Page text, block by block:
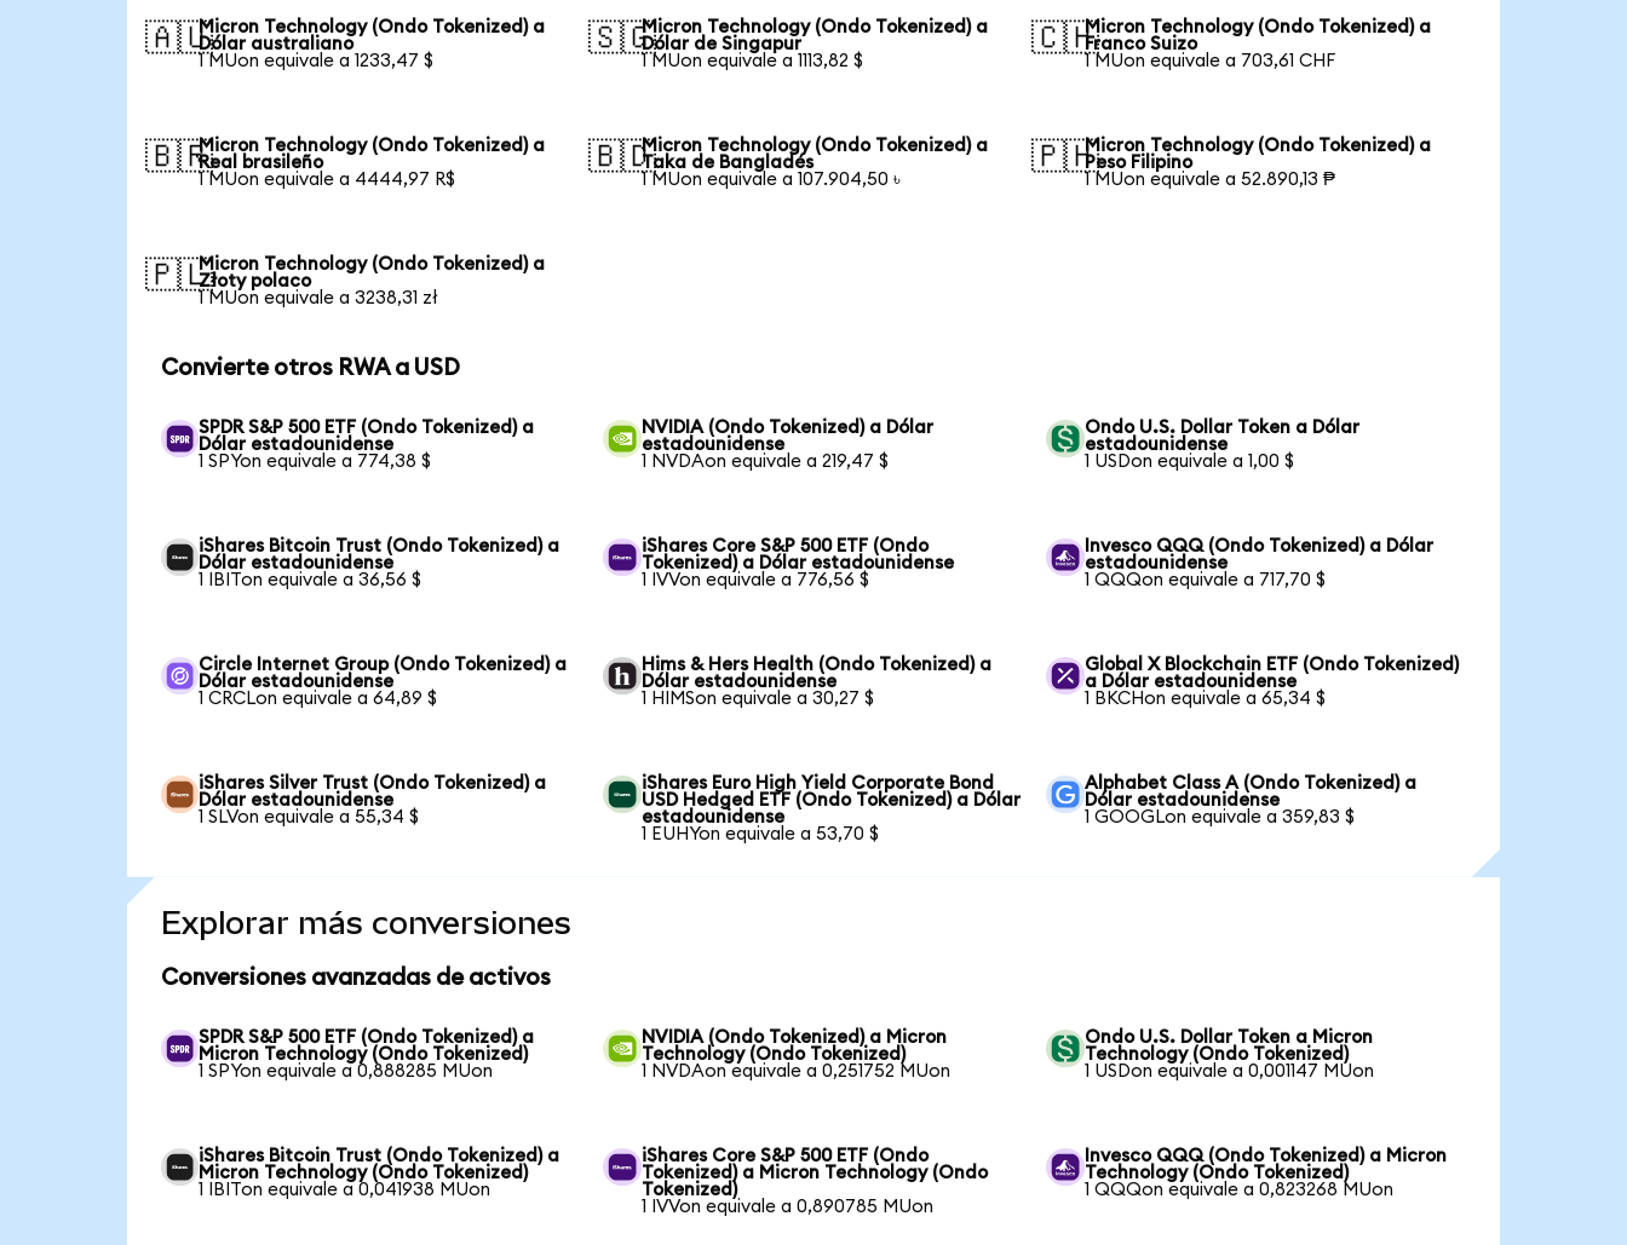
🇦🇺Micron Technology (Ondo Tokenized) a
Dólar australiano
1 MUon equivale a 1233,47 $
🇸🇬Micron Technology (Ondo Tokenized) a
Dólar de Singapur
1 MUon equivale a 1113,82 $
🇨🇭Micron Technology (Ondo Tokenized) a
Franco Suizo
1 MUon equivale a 703,61 CHF
🇧🇷Micron Technology (Ondo Tokenized) a
Real brasileño
1 MUon equivale a 4444,97 R$
🇧🇩Micron Technology (Ondo Tokenized) a
Taka de Bangladés
1 MUon equivale a 107.904,50 ৳
🇵🇭Micron Technology (Ondo Tokenized) a
Peso Filipino
1 MUon equivale a 52.890,13 ₱
🇵🇱Micron Technology (Ondo Tokenized) a
Złoty polaco
1 MUon equivale a 3238,31 zł
Convierte otros RWA a USD
SPDR S&P 500 ETF (Ondo Tokenized) a
Dólar estadounidense
1 SPYon equivale a 774,38 $
NVIDIA (Ondo Tokenized) a Dólar
estadounidense
1 NVDAon equivale a 219,47 $
Ondo U.S. Dollar Token a Dólar
estadounidense
1 USDon equivale a 1,00 $
iShares Bitcoin Trust (Ondo Tokenized) a
Dólar estadounidense
1 IBITon equivale a 36,56 $
iShares Core S&P 500 ETF (Ondo
Tokenized) a Dólar estadounidense
1 IVVon equivale a 776,56 $
Invesco QQQ (Ondo Tokenized) a Dólar
estadounidense
1 QQQon equivale a 717,70 $
Circle Internet Group (Ondo Tokenized) a
Dólar estadounidense
1 CRCLon equivale a 64,89 $
Hims & Hers Health (Ondo Tokenized) a
Dólar estadounidense
1 HIMSon equivale a 30,27 $
Global X Blockchain ETF (Ondo Tokenized)
a Dólar estadounidense
1 BKCHon equivale a 65,34 $
iShares Silver Trust (Ondo Tokenized) a
Dólar estadounidense
1 SLVon equivale a 55,34 $
iShares Euro High Yield Corporate Bond
USD Hedged ETF (Ondo Tokenized) a Dólar
estadounidense
1 EUHYon equivale a 53,70 $
Alphabet Class A (Ondo Tokenized) a
Dólar estadounidense
1 GOOGLon equivale a 359,83 $
Explorar más conversiones
Conversiones avanzadas de activos
SPDR S&P 500 ETF (Ondo Tokenized) a
Micron Technology (Ondo Tokenized)
1 SPYon equivale a 0,888285 MUon
NVIDIA (Ondo Tokenized) a Micron
Technology (Ondo Tokenized)
1 NVDAon equivale a 0,251752 MUon
Ondo U.S. Dollar Token a Micron
Technology (Ondo Tokenized)
1 USDon equivale a 0,001147 MUon
iShares Bitcoin Trust (Ondo Tokenized) a
Micron Technology (Ondo Tokenized)
1 IBITon equivale a 0,041938 MUon
iShares Core S&P 500 ETF (Ondo
Tokenized) a Micron Technology (Ondo
Tokenized)
1 IVVon equivale a 0,890785 MUon
Invesco QQQ (Ondo Tokenized) a Micron
Technology (Ondo Tokenized)
1 QQQon equivale a 0,823268 MUon